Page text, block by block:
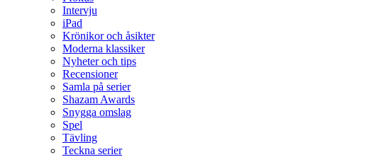
Intervju
iPad
Krönikor och åsikter
Moderna klassiker
Nyheter och tips
Recensioner
Samla på serier
Shazam Awards
Snygga omslag
Spel
Tävling
Teckna serier